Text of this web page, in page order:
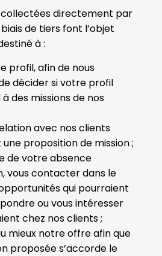
collectées directement par
de tiers font l’objet
à :
profil, afin de nous
décider si votre profil
des missions de nos
avec nos clients
proposition de mission ;
de votre absence
vous contacter dans le
qui pourraient
ou vous intéresser
chez nos clients ;
mieux notre offre afin que
proposée s’accorde le